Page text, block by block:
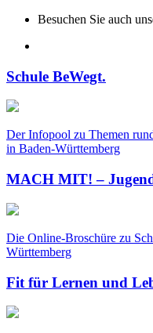
Besuchen Sie auch
Schule BeWegt.
Der Infopool zu Themen
in Baden-Württemberg
MACH MIT! –
Die Online-Broschüre zu
Württemberg
Fit für Lernen und